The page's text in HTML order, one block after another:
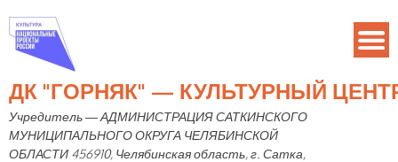
ДК "ГОРНЯК" — КУЛЬТУРНЫЙ
Учредитель — АДМИНИСТРАЦИЯ САТКИНСКОГО
МУНИЦИПАЛЬНОГО ОКРУГА ЧЕЛЯБИНСКОЙ
ОБЛАСТИ 456910, Челябинская область, г. Сатка,